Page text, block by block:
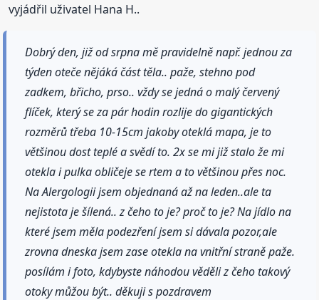
vyjádřil uživatel Hana H..
Dobrý den, již od srpna mě pravidelně např. jednou za
týden oteče nějáká část těla.. paže, stehno pod
zadkem, břicho, prso.. vždy se jedná o malý červený
flíček, který se za pár hodin rozlije do gigantických
rozměrů třeba 10-15cm jakoby oteklá mapa, je to
většinou dost teplé a svědí to. 2x se mi již stalo že mi
otekla i pulka obličeje se rtem a to většinou přes noc.
Na Alergologii jsem objednaná až na leden..ale ta
nejistota je šílená.. z čeho to je? proč to je? Na jídlo na
které jsem měla podezření jsem si dávala pozor,ale
zrovna dneska jsem zase otekla na vnitřní straně paže.
posílám i foto, kdybyste náhodou věděli z čeho takový
otoky můžou být.. děkuji s pozdravem